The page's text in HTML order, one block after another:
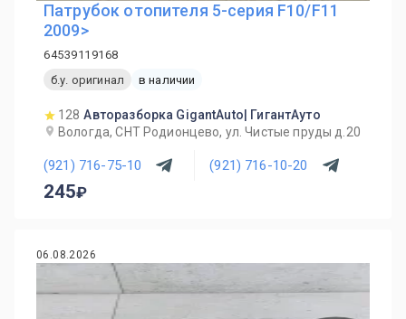
Патрубок отопителя 5-серия F10/F11
2009>
64539119168
б.у. оригинал
в наличии
128 Авторазборка GigantAuto| ГигантАуто
Вологда, СНТ Родионцево, ул. Чистые пруды д.20
(921) 716-75-10 (921) 716-10-20
245
06.08.2026